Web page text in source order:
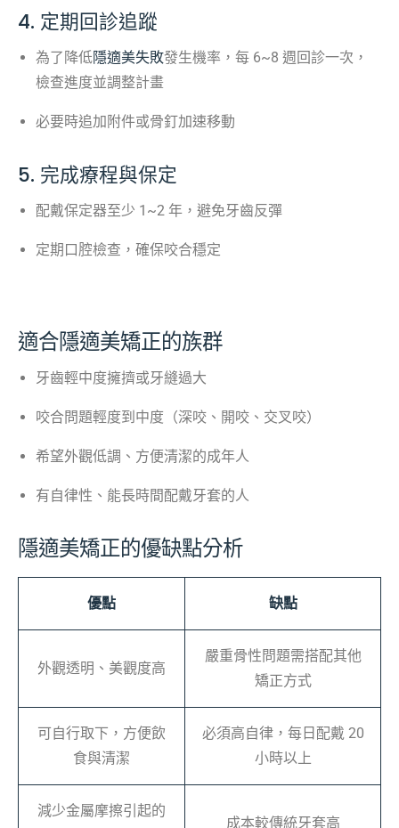
4. 定期回診追蹤
為了降低隱適美失敗發生機率，每 6~8 週回診一次，
檢查進度並調整計畫
必要時追加附件或骨釘加速移動
5. 完成療程與保定
配戴保定器至少 1~2 年，避免牙齒反彈
定期口腔檢查，確保咬合穩定
適合隱適美矯正的族群
牙齒輕中度擁擠或牙縫過大
咬合問題輕度到中度（深咬、開咬、交叉咬）
希望外觀低調、方便清潔的成年人
有自律性、能長時間配戴牙套的人
隱適美矯正的優缺點分析
優點 缺點
外觀透明、美觀度高
嚴重骨性問題需搭配其他
矯正方式
可自行取下，方便飲
食與清潔
必須高自律，每日配戴 20
小時以上
減少金屬摩擦引起的
成本較傳統牙套高